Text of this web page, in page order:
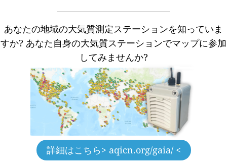
あなたの地域の大気質測定ステーションを知っていま
すか? あなた自身の大気質ステーションでマップに参加
してみませんか?
詳細はこちら> aqicn.org/gaia/ <